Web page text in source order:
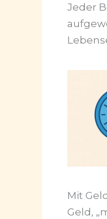
Jeder
Mit
Geld,